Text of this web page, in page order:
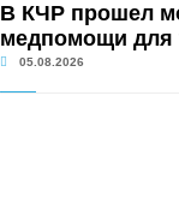
В КЧР прошел
медпомощи для
05.08.2026